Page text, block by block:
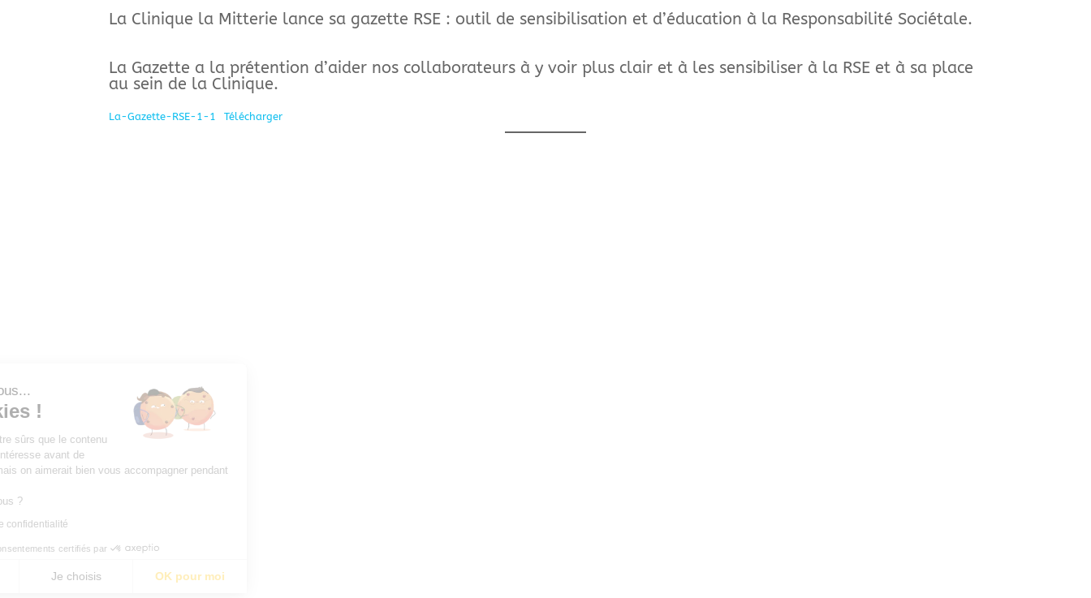
La Clinique la Mitterie lance sa gazette RSE : outil de sensibilisation et d’éducation à la Responsabilité Sociétale.
La Gazette a la prétention d’aider nos collaborateurs à y voir plus clair et à les sensibiliser à la RSE et à sa place
au sein de la Clinique.
La-Gazette-RSE-1-1 Télécharger
les Cookies !
On a attendu d'être sûrs que le contenu
de ce site vous intéresse avant de
vous déranger, mais on aimerait bien vous accompagner pendant
Lire la politique de confidentialité
Consentements certifiés par
Non merci Je choisis